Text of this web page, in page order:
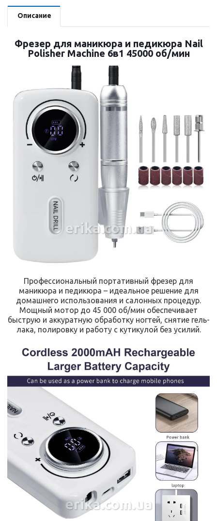
Описание
Фрезер для маникюра и педикюра Nail
Polisher Machine 6в1 45000 об/мин
erika.com.ua
Профессиональный портативный фрезер для
маникюра и педикюра – идеальное решение для
домашнего использования и салонных процедур.
Мощный мотор до 45 000 об/мин обеспечивает
быструю и аккуратную обработку ногтей, снятие гель-
лака, полировку и работу с кутикулой без усилий.
erika.com.ua